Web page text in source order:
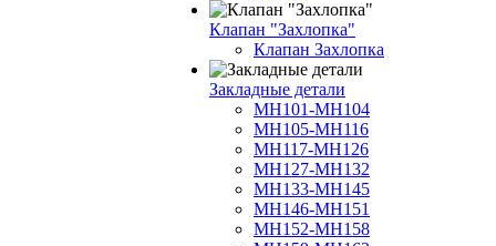
Клапан "Захлопка"
Клапан Захлопка
Закладные детали
МН101-МН104
МН105-МН116
МН117-МН126
МН127-МН132
МН133-МН145
МН146-МН151
МН152-МН158